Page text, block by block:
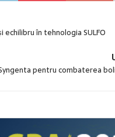
echilibru în tehnologia SULFO
pentru combaterea